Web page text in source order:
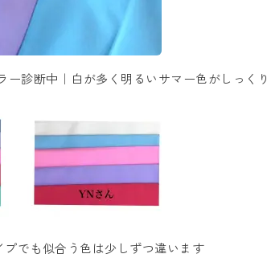
ー診断中｜白が多く明るいサマー色がしっくり
でも似合う色は少しずつ違います